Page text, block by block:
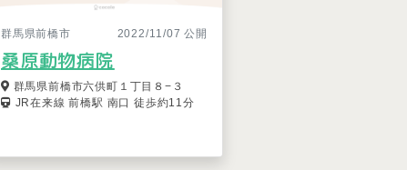
群馬県前橋市 2022/11/07 公開
桑原動物病院
群馬県前橋市六供町１丁目８−３
JR在来線 前橋駅 南口 徒歩約11分